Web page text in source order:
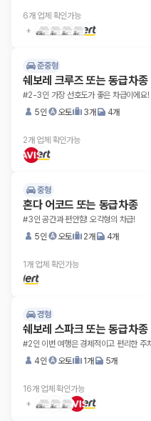
6개 업체 확인가능
준중형
쉐보레 크루즈 또는 동급차종
#2-3인 가장 선호도가 좋은 차급이에요!
5인
오토 3개 4개
2개 업체 확인가능
중형
혼다 어코드 또는 동급차종
#3인 공간과 편안함! 오각형의 차급!
5인
오토 2개 4개
1개 업체 확인가능
경형
쉐보레 스파크 또는 동급차종
#2인 이번 여행은 경제적이고 편리한 주
4인
오토 1개 5개
16개 업체 확인가능